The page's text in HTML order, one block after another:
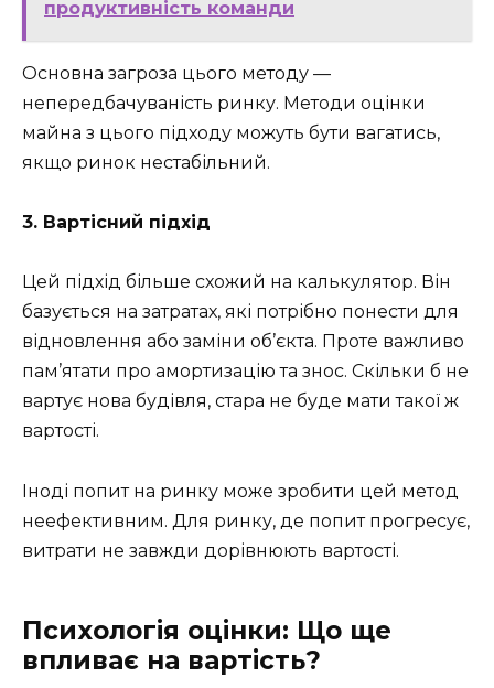
продуктивність команди
Основна загроза цього методу —
непередбачуваність ринку. Методи оцінки
майна з цього підходу можуть бути вагатись,
якщо ринок нестабільний.
3. Вартісний підхід
Цей підхід більше схожий на калькулятор. Він
базується на затратах, які потрібно понести для
відновлення або заміни об’єкта. Проте важливо
пам’ятати про амортизацію та знос. Скільки б не
вартує нова будівля, стара не буде мати такої ж
вартості.
Іноді попит на ринку може зробити цей метод
неефективним. Для ринку, де попит прогресує,
витрати не завжди дорівнюють вартості.
Психологія оцінки: Що ще
впливає на вартість?